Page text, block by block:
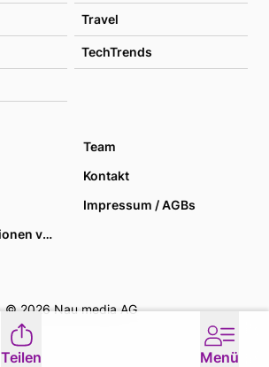
Travel
TechTrends
Team
Kontakt
Impressum / AGBs
Datenschutzoptionen verwalten
© 2026 Nau media AG
Teilen Menü